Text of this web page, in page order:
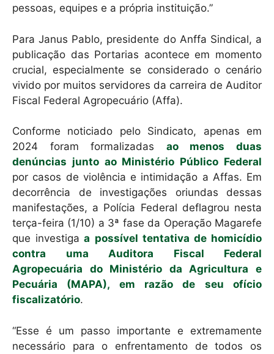
pessoas, equipes e a própria instituição.”
Para Janus Pablo, presidente do Anffa Sindical, a
publicação das Portarias acontece em momento
crucial, especialmente se considerado o cenário
vivido por muitos servidores da carreira de Auditor
Fiscal Federal Agropecuário (Affa).
Conforme noticiado pelo Sindicato, apenas em
2024 foram formalizadas ao menos duas
denúncias junto ao Ministério Público Federal
por casos de violência e intimidação a Affas. Em
decorrência de investigações oriundas dessas
manifestações, a Polícia Federal deflagrou nesta
terça-feira (1/10) a 3ª fase da Operação Magarefe
que investiga a possível tentativa de homicídio
contra uma Auditora Fiscal Federal
Agropecuária do Ministério da Agricultura e
Pecuária (MAPA), em razão de seu ofício
fiscalizatório.
“Esse é um passo importante e extremamente
necessário para o enfrentamento de todos os